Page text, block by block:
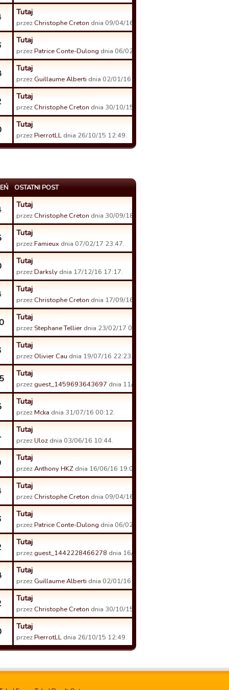
Tutaj
przez Christophe Creton dnia 09/04/16 11:17.
Tutaj
przezPatrice Conte-Dulong dnia 06/02/16 10:55.
Tutaj
przez Guillaume Alberti dnia 02/01/16 14:15.
Tutaj
przez Christophe Creton dnia 30/10/15 16:21.
Tutaj
przezPierrotLL dnia 26/10/15 12:49.
OSTATNI POST
Tutaj
przez Christophe Creton dnia 30/09/18 19:32.
Tutaj
przezFamieux dnia 07/02/17 23:47.
Tutaj
przezDarksly dnia 17/12/16 17:17.
Tutaj
przez Christophe Creton dnia 17/09/16 22:22.
Tutaj
przez Stephane Tellier dnia 23/02/17 04:46.
Tutaj
przez Olivier Cau dnia 19/07/16 22:23.
Tutaj
przez guest_1459693643697 dnia 11/09/16 20:48.
Tutaj
przezMcka dnia 31/07/16 00:12.
Tutaj
przezUloz dnia 03/06/16 10:44.
Tutaj
przezAnthony HKZ dnia 16/06/16 19:08.
Tutaj
przez Christophe Creton dnia 09/04/16 11:17.
Tutaj
przezPatrice Conte-Dulong dnia 06/02/16 10:55.
Tutaj
przez guest_1442228466278 dnia 16/01/16 11:55.
Tutaj
przez Guillaume Alberti dnia 02/01/16 14:15.
Tutaj
przez Christophe Creton dnia 30/10/15 16:21.
Tutaj
przezPierrotLL dnia 26/10/15 12:49.